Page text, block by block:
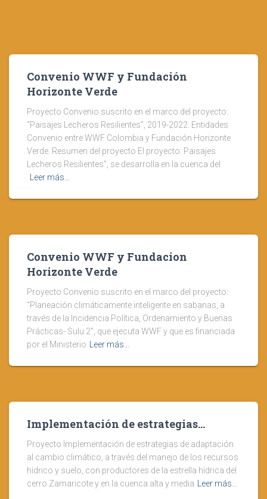
Convenio WWF y Fundación
Horizonte Verde
Proyecto Convenio suscrito en el marco del proyecto:
“Paisajes Lecheros Resilientes”, 2019-2022. Entidades
Convenio entre WWF Colombia y Fundación Horizonte
Verde. Resumen del proyecto El proyecto: Paisajes
Lecheros Resilientes”, se desarrolla en la cuenca del
Leer más…
Convenio WWF y Fundacion
Horizonte Verde
Proyecto Convenio suscrito en el marco del proyecto:
“Planeación climáticamente inteligente en sabanas, a
través de la Incidencia Política, Ordenamiento y Buenas
Prácticas- Sulu 2”, que ejecuta WWF y que es financiada
por el Ministerio
Leer más…
Implementación de estrategias…
Proyecto Implementación de estrategias de adaptación
al cambio climático, a través del manejo de los recursos
hídrico y suelo, con productores de la estrella hídrica del
cerro Zamaricote y en la cuenca alta y media
Leer más…